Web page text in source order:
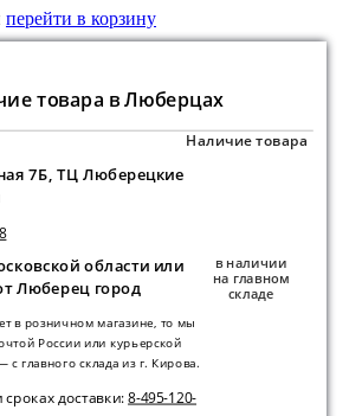
перейти в корзину
товара в Люберцах
Наличие товара
7Б, ТЦ Люберецкие
области или
Люберец город
в розничном магазине, то мы
России или курьерской
с главного склада из г. Кирова.
доставки:8-495-120-
в наличии
на главном
складе